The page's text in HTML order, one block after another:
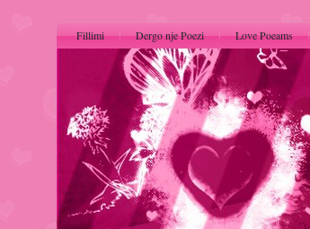
Fillimi Dergo nje Poezi Love Poeams